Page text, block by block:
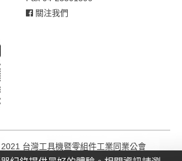
關注我們
台灣工具機暨零組件工業同業公會